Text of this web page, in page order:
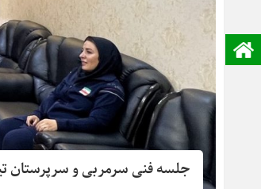
صفحه نخست
جلسه فنی سرمربی و سرپرستان